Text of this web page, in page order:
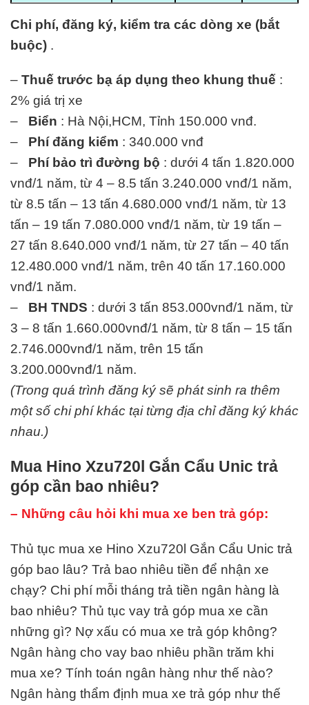
Chi phí, đăng ký, kiểm tra các dòng xe (bắt
buộc) .
– Thuế trước bạ áp dụng theo khung thuế :
2% giá trị xe
– Biển : Hà Nội,HCM, Tỉnh 150.000 vnđ.
– Phí đăng kiểm : 340.000 vnđ
– Phí bảo trì đường bộ : dưới 4 tấn 1.820.000
vnđ/1 năm, từ 4 – 8.5 tấn 3.240.000 vnđ/1 năm,
từ 8.5 tấn – 13 tấn 4.680.000 vnđ/1 năm, từ 13
tấn – 19 tấn 7.080.000 vnđ/1 năm, từ 19 tấn –
27 tấn 8.640.000 vnđ/1 năm, từ 27 tấn – 40 tấn
12.480.000 vnđ/1 năm, trên 40 tấn 17.160.000
vnđ/1 năm.
– BH TNDS : dưới 3 tấn 853.000vnđ/1 năm, từ
3 – 8 tấn 1.660.000vnđ/1 năm, từ 8 tấn – 15 tấn
2.746.000vnđ/1 năm, trên 15 tấn
3.200.000vnđ/1 năm.
(Trong quá trình đăng ký sẽ phát sinh ra thêm
một số chi phí khác tại từng địa chỉ đăng ký khác
nhau.)
Mua Hino Xzu720l Gắn Cẩu Unic trả
góp cần bao nhiêu?
– Những câu hỏi khi mua xe ben trả góp:
Thủ tục mua xe Hino Xzu720l Gắn Cẩu Unic trả
góp bao lâu? Trả bao nhiêu tiền để nhận xe
chạy? Chi phí mỗi tháng trả tiền ngân hàng là
bao nhiêu? Thủ tục vay trả góp mua xe cần
những gì? Nợ xấu có mua xe trả góp không?
Ngân hàng cho vay bao nhiêu phần trăm khi
mua xe? Tính toán ngân hàng như thế nào?
Ngân hàng thẩm định mua xe trả góp như thế